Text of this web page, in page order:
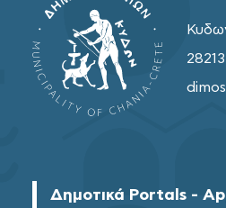
Δημοτικά Portals -